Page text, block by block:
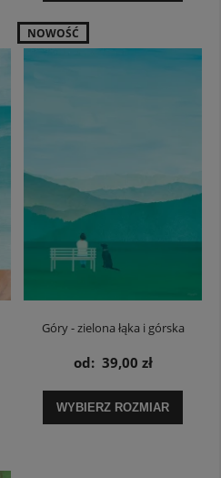
Góry - zielona łąka i górska
panorama - plakat z górami
od: 39,00 zł
WYBIERZ ROZMIAR
NOWOŚĆ